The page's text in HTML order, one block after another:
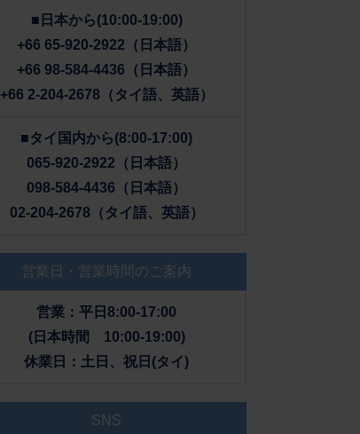
■日本から(10:00-19:00)
+66 65-920-2922（日本語）
+66 98-584-4436（日本語）
+66 2-204-2678（タイ語、英語）
■タイ国内から(8:00-17:00)
065-920-2922（日本語）
098-584-4436（日本語）
02-204-2678（タイ語、英語）
営業日・営業時間のご案内
営業：平日8:00-17:00
(日本時間 10:00-19:00)
休業日：土日、祝日(タイ)
SNS